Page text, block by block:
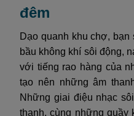
đêm
Dạo quanh khu chợ,
bầu không khí sôi động,
với tiếng rao hàng của
tạo nên những âm
Những giai điệu nhạc
thanh, cùng những